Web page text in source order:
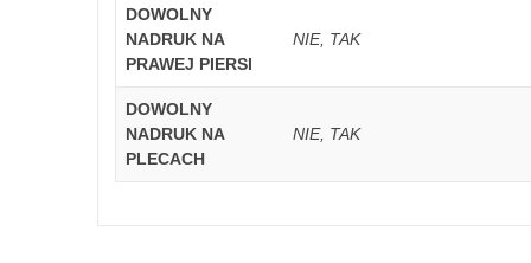
DOWOLNY
NADRUK NA
PRAWEJ PIERSI
NIE, TAK
DOWOLNY
NADRUK NA
PLECACH
NIE, TAK